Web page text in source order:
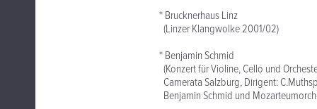
* Brucknerhaus Linz
(Linzer Klangwolke 2001/02)
* Benjamin Schmid
(Konzert für Violine, Cello und
Camerata Salzburg, Dirigent:
Benjamin Schmid und